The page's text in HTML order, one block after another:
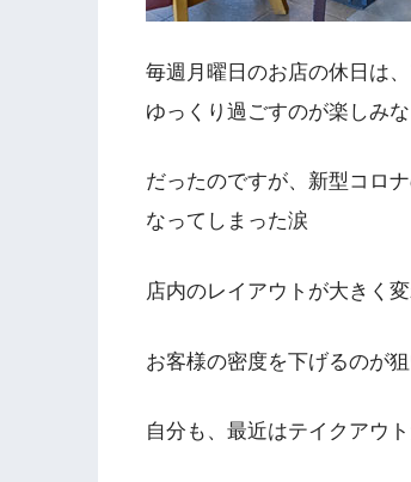
毎週月曜日のお店の休日は
ゆっくり過ごすのが楽しみな
だったのですが、新型コロ
なってしまった涙
店内のレイアウトが大きく
お客様の密度を下げるのが
自分も、最近はテイクアウ